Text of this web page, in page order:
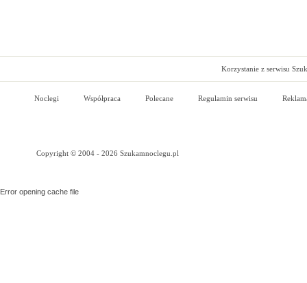
Korzystanie z serwisu
Noclegi Współpraca Polecane Regulamin serwisu
Copyright © 2004 - 2026 Szukamnoclegu.pl
Error opening cache file